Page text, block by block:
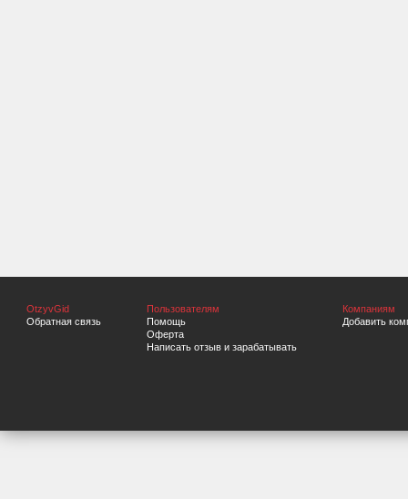
OtzyvGid
Обратная связь
Пользователям
Помощь
Оферта
Написать отзыв и зарабатывать
Компаниям
Добавить